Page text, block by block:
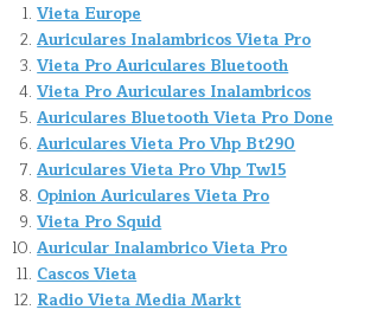
Vieta Europe
Auriculares Inalambricos Vieta Pro
Vieta Pro Auriculares Bluetooth
Vieta Pro Auriculares Inalambricos
Auriculares Bluetooth Vieta Pro Done
Auriculares Vieta Pro Vhp Bt290
Auriculares Vieta Pro Vhp Tw15
Opinion Auriculares Vieta Pro
Vieta Pro Squid
Auricular Inalambrico Vieta Pro
Cascos Vieta
Radio Vieta Media Markt